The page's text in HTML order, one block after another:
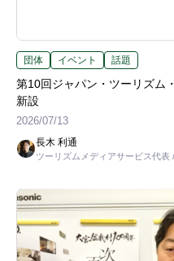
団体 イベント 話題
第10回ジャパン・ツーリズム
新設
2026/07/13
長木 利通
ツーリズムメディアサービス代表